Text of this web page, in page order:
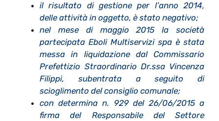
il risultato di gestione per l’anno 2014,
delle attività in oggetto, è stato negativo;
nel mese di maggio 2015 la società
partecipata Eboli Multiservizi spa è stata
messa in liquidazione dal Commissario
Prefettizio Straordinario Dr.ssa Vincenza
Filippi, subentrata a seguito di
scioglimento del consiglio comunale;
con determina n. 929 del 26/06/2015 a
firma del Responsabile del Settore